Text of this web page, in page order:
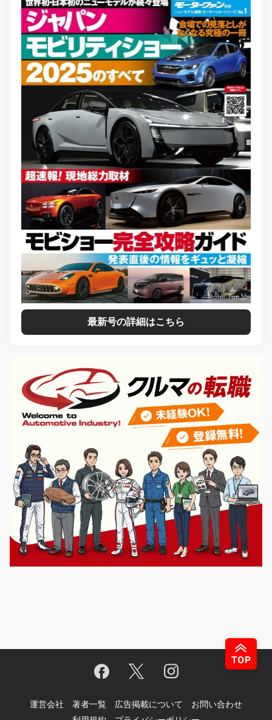
最新号の詳細はこちら
運営会社 著者一覧 広告掲載について
お問い合わせ